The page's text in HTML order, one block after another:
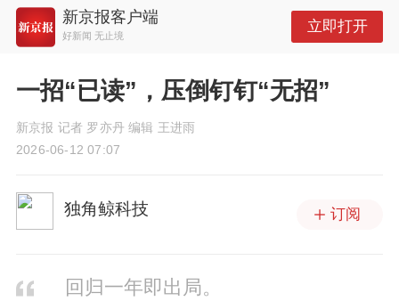
新京报客户端
好新闻 无止境
立即打开
一招“已读”，压倒钉钉“无招”
新京报 记者 罗亦丹 编辑 王进雨
2026-06-12 07:07
独角鲸科技 订阅
回归一年即出局。